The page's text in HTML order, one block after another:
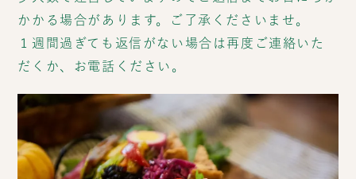
かかる場合があります。ご了承くださいませ。
１週間過ぎても返信がない場合は再度ご連絡いた
だくか、お電話ください。